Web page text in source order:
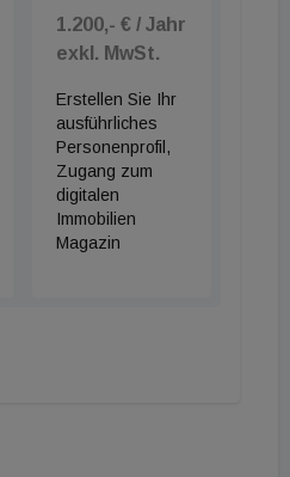
1.200,- € / Jahr
exkl. MwSt.
Erstellen Sie Ihr
ausführliches
Personenprofil,
Zugang zum
digitalen
Immobilien
Magazin